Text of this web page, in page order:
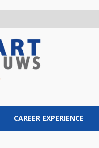
CAREER EXPERIENCE